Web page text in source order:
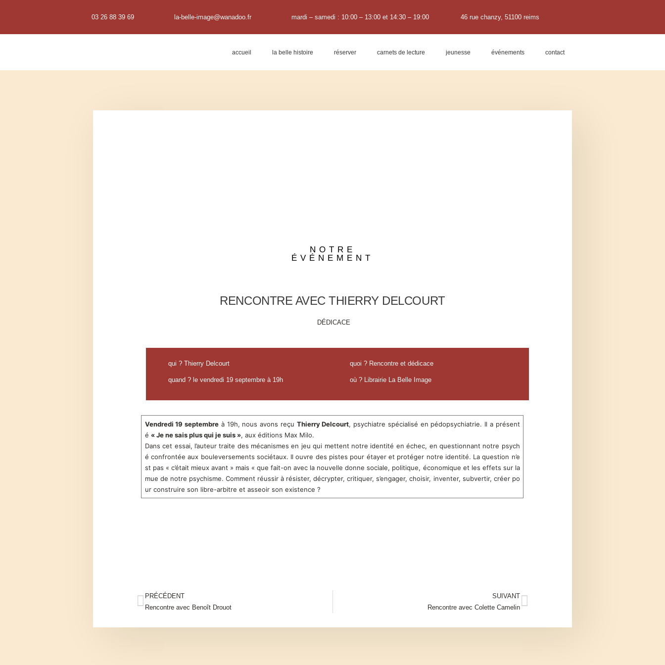
03 26 88 39 69 la-belle-image@wanadoo.fr mardi – samedi : 10:00 – 13:00 et 14:30 – 19:00 46 rue chanzy, 51100 reims
accueil la belle histoire réserver carnets de lecture jeunesse événements contact
NOTRE
ÉVÉNEMENT
RENCONTRE AVEC THIERRY DELCOURT
DÉDICACE
qui ? Thierry Delcourt
quand ? le vendredi 19 septembre à 19h
quoi ? Rencontre et dédicace
où ? Librairie La Belle Image
Vendredi 19 septembre à 19h, nous avons reçu Thierry Delcourt, psychiatre spécialisé en pédopsychiatrie. Il a présent
é « Je ne sais plus qui je suis », aux éditions Max Milo.
Dans cet essai, l’auteur traite des mécanismes en jeu qui mettent notre identité en échec, en questionnant notre psych
é confrontée aux bouleversements sociétaux. Il ouvre des pistes pour étayer et protéger notre identité. La question n’e
st pas « c’était mieux avant » mais « que fait-on avec la nouvelle donne sociale, politique, économique et les effets sur la
mue de notre psychisme. Comment réussir à résister, décrypter, critiquer, s’engager, choisir, inventer, subvertir, créer po
ur construire son libre-arbitre et asseoir son existence ?
PRÉCÉDENT
Rencontre avec Benoît Drouot
SUIVANT
Rencontre avec Colette Camelin